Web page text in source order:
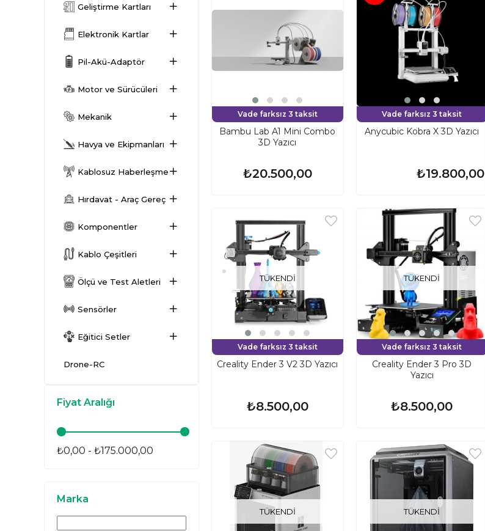
Geliştirme Kartları
Elektronik Kartlar
Pil-Akü-Adaptör
Motor ve Sürücüleri
Mekanik
Havya ve Ekipmanları
Kablosuz Haberleşme
Hırdavat - Araç Gereç
Komponentler
Kablo Çeşitleri
Ölçü ve Test Aletleri
Sensörler
Eğitici Setler
Drone-RC
Fiyat Aralığı
₺0,00 - ₺175.000,00
Marka
Bambu Lab A1 Mini Combo
3D Yazıcı
₺20.500,00
Vade farksız 3 taksit
Anycubic Kobra X 3D Yazıcı
₺19.800,00
Vade farksız 3 taksit
TÜKENDI
Creality Ender 3 V2 3D Yazıcı
₺8.500,00
Vade farksız 3 taksit
TÜKENDI
Creality Ender 3 Pro 3D
Yazıcı
₺8.500,00
Vade farksız 3 taksit
TÜKENDI TÜKENDI